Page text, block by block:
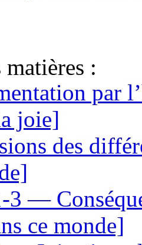
matières :
par
joie]
des
3 —
ce monde]